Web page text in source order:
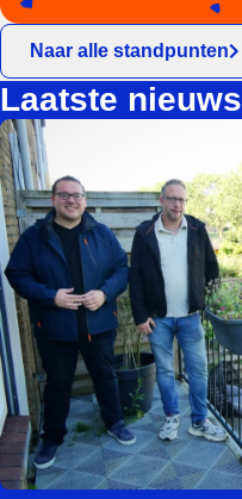
Naar alle standpunten
Laatste nieuws